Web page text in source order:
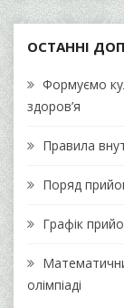
ОСТАННІ
Формуємо
здоров’я
Правила
Поряд
Графік
олімпіаді